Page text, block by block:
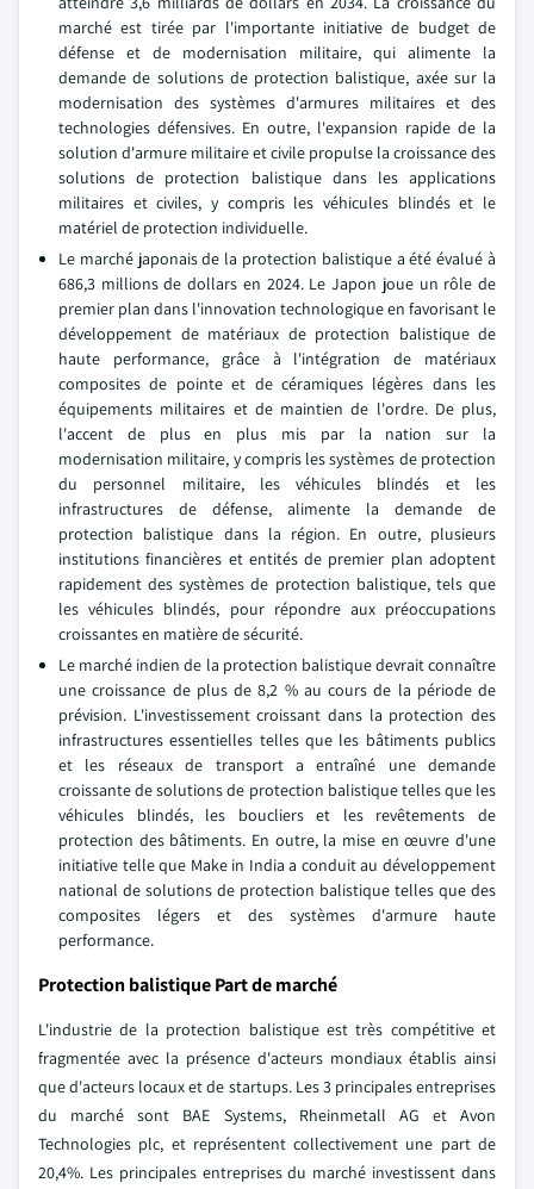
marché est tirée par l'importante initiative de budget de
défense et de modernisation militaire, qui alimente la
demande de solutions de protection balistique, axée sur la
modernisation des systèmes d'armures militaires et des
technologies défensives. En outre, l'expansion rapide de la
solution d'armure militaire et civile propulse la croissance des
solutions de protection balistique dans les applications
militaires et civiles, y compris les véhicules blindés et le
matériel de protection individuelle.
Le marché japonais de la protection balistique a été évalué à
686,3 millions de dollars en 2024. Le Japon joue un rôle de
premier plan dans l'innovation technologique en favorisant le
développement de matériaux de protection balistique de
haute performance, grâce à l'intégration de matériaux
composites de pointe et de céramiques légères dans les
équipements militaires et de maintien de l'ordre. De plus,
l'accent de plus en plus mis par la nation sur la
modernisation militaire, y compris les systèmes de protection
du personnel militaire, les véhicules blindés et les
infrastructures de défense, alimente la demande de
protection balistique dans la région. En outre, plusieurs
institutions financières et entités de premier plan adoptent
rapidement des systèmes de protection balistique, tels que
les véhicules blindés, pour répondre aux préoccupations
croissantes en matière de sécurité.
Le marché indien de la protection balistique devrait connaître
une croissance de plus de 8,2 % au cours de la période de
prévision. L'investissement croissant dans la protection des
infrastructures essentielles telles que les bâtiments publics
et les réseaux de transport a entraîné une demande
croissante de solutions de protection balistique telles que les
véhicules blindés, les boucliers et les revêtements de
protection des bâtiments. En outre, la mise en œuvre d'une
initiative telle que Make in India a conduit au développement
national de solutions de protection balistique telles que des
composites légers et des systèmes d'armure haute
performance.
Protection balistique Part de marché
L'industrie de la protection balistique est très compétitive et
fragmentée avec la présence d'acteurs mondiaux établis ainsi
que d'acteurs locaux et de startups. Les 3 principales entreprises
du marché sont BAE Systems, Rheinmetall AG et Avon
Technologies plc, et représentent collectivement une part de
20,4%. Les principales entreprises du marché investissent dans